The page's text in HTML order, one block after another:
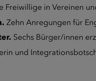
Freiwillige in Vereinen
Zehn Anregungen für
Sechs Bürger/innen
und